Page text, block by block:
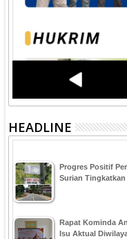
HEADLINE
Progres Positif
Surian
Rapat Kominda
Isu Aktual